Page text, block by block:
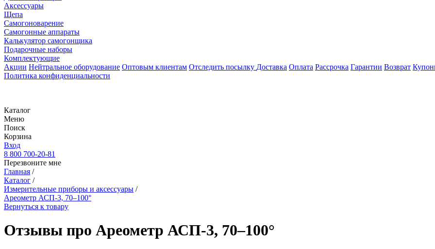
Аксессуары
Щепа
Самогоноварение
Самогонные аппараты
Калькулятор самогонщика
Подарочные наборы
Комплектующие
Акции Нейтральное оборудование Оптовым клиентам Отследить посылку Доставка Оплата Рассрочка Гарантии Возврат
Политика конфиденциальности
Каталог
Меню
Поиск
Корзина
Вход
8 800 700-20-81
Перезвоните мне
Главная /
Каталог /
Измерительные приборы и аксессуары /
Ареометр АСП-3, 70–100°
Вернуться к товару
Отзывы про Ареометр АСП-3, 70–100°